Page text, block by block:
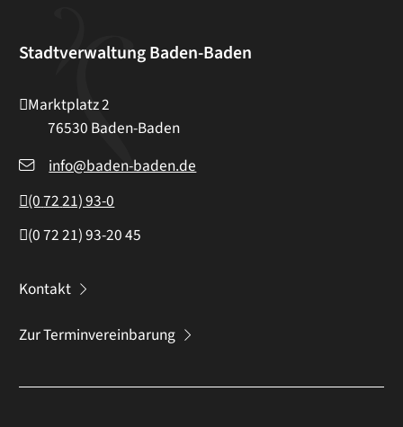
Stadtverwaltung Baden-Baden
Marktplatz 2
76530 Baden-Baden
info@baden-baden.de
(07221) 93-0
(07221) 93-2045
Kontakt
Zur Terminvereinbarung